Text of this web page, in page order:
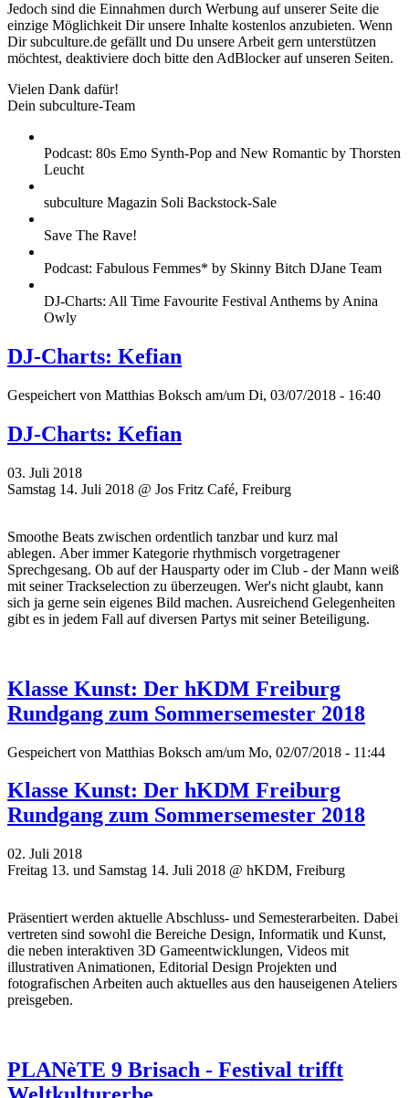
Jedoch sind die Einnahmen durch Werbung auf unserer Seite die
einzige Möglichkeit Dir unsere Inhalte kostenlos anzubieten. Wenn
Dir subculture.de gefällt und Du unsere Arbeit gern unterstützen
möchtest, deaktiviere doch bitte den AdBlocker auf unseren Seiten.
Vielen Dank dafür!
Dein subculture-Team
Podcast: 80s Emo Synth-Pop and New Romantic by Thorsten
Leucht
subculture Magazin Soli Backstock-Sale
Save The Rave!
Podcast: Fabulous Femmes* by Skinny Bitch DJane Team
DJ-Charts: All Time Favourite Festival Anthems by Anina
Owly
DJ-Charts: Kefian
Gespeichert von Matthias Boksch am/um Di, 03/07/2018 - 16:40
DJ-Charts: Kefian
03. Juli 2018
Samstag 14. Juli 2018 @ Jos Fritz Café, Freiburg
Smoothe Beats zwischen ordentlich tanzbar und kurz mal
ablegen. Aber immer Kategorie rhythmisch vorgetragener
Sprechgesang. Ob auf der Hausparty oder im Club - der Mann weiß
mit seiner Trackselection zu überzeugen. Wer's nicht glaubt, kann
sich ja gerne sein eigenes Bild machen. Ausreichend Gelegenheiten
gibt es in jedem Fall auf diversen Partys mit seiner Beteiligung.
Klasse Kunst: Der hKDM Freiburg
Rundgang zum Sommersemester 2018
Gespeichert von Matthias Boksch am/um Mo, 02/07/2018 - 11:44
Klasse Kunst: Der hKDM Freiburg
Rundgang zum Sommersemester 2018
02. Juli 2018
Freitag 13. und Samstag 14. Juli 2018 @ hKDM, Freiburg
Präsentiert werden aktuelle Abschluss- und Semesterarbeiten. Dabei
vertreten sind sowohl die Bereiche Design, Informatik und Kunst,
die neben interaktiven 3D Gameentwicklungen, Videos mit
illustrativen Animationen, Editorial Design Projekten und
fotografischen Arbeiten auch aktuelles aus den hauseigenen Ateliers
preisgeben.
PLANèTE 9 Brisach - Festival trifft